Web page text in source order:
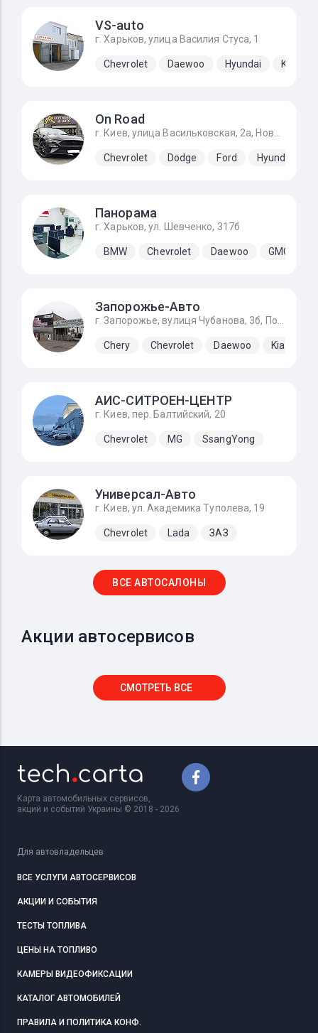
VS-auto
г. Харьков, улица Василия Стуса, 1
Chevrolet Daewoo Hyundai Kia
On Road
Chevrolet Dodge Ford Hyundai
Панорама
г. Харьков, ул. Шевченко, 317б
BMW Chevrolet Daewoo GMC
Запорожье-Авто
Chery Chevrolet Daewoo Kia
АИС-СИТРОЕН-ЦЕНТР
г. Киев, пер. Балтийский, 20
Chevrolet MG SsangYong
Универсал-Авто
г. Киев, ул. Академика Туполева, 19
Chevrolet Lada ЗАЗ
ВСЕ АВТОСАЛОНЫ
Акции автосервисов
СМОТРЕТЬ ВСЕ
Карта автомобильных сервисов,
акций и событий Украины © 2018 - 2026
Для автовладельцев
ВСЕ УСЛУГИ АВТОСЕРВИСОВ
АКЦИИ И СОБЫТИЯ
ТЕСТЫ ТОПЛИВА
ЦЕНЫ НА ТОПЛИВО
КАМЕРЫ ВИДЕОФИКСАЦИИ
КАТАЛОГ АВТОМОБИЛЕЙ
ПРАВИЛА И ПОЛИТИКА КОНФ.